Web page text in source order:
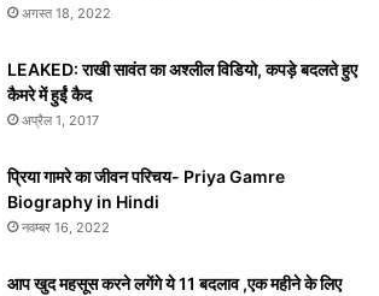
अगस्त 18, 2022
LEAKED: राखी सावंत का अश्लील विडियो, कपड़े बदलते हुए
कैमरे में हुईं कैद
अप्रैल 1, 2017
प्रिया गामरे का जीवन परिचय- Priya Gamre
Biography in Hindi
नवम्बर 16, 2022
आप खुद महसूस करने लगेंगे ये 11 बदलाव ,एक महीने के लिए